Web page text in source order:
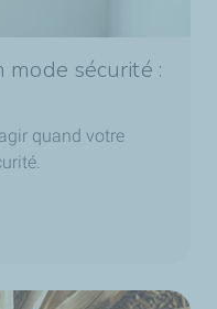
mode sécurité :
quand votre